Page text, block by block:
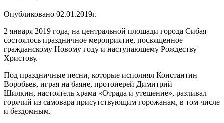
Опубликовано 02.01.2019г.
2 января 2019 года, на центральной площади города Сибая
состоялось праздничное мероприятие, посвященное
гражданскому Новому году и наступающему Рождеству
Христову.
Под праздничные песни, которые исполнял Константин
Воробьев, играя на баяне, протоиерей Димитрий
Шилкин, настоятель храма «Отрада и утешение», разливал
горячий из самовара присутствующим горожанам, в том числе
и бездомным.